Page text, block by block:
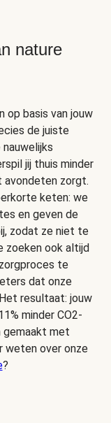
nature
op basis van jouw
de juiste
jij thuis minder
avondeten zorgt.
keten: we
en geven de
zodat ze niet te
zoeken ook altijd
te
dat onze
Het resultaat: jouw
minder CO2-
met
weten over onze
?